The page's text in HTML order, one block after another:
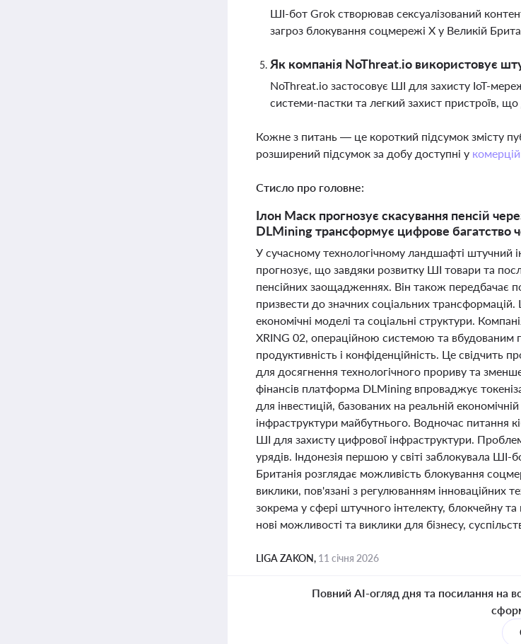
ШІ-бот Grok створював сексуалізований
загроз блокування соцмережі X у Великій
Як компанія NoThreat.io використовує
NoThreat.io застосовує ШІ для захисту IoT-
системи-пастки та легкий захист пристроїв, що
Кожне з питань — це короткий підсумок змісту
розширений підсумок за добу доступні у
Стисло про головне:
Ілон Маск прогнозує скасування пенсій
DLMining трансформує цифрове багатство
У сучасному технологічному ландшафті штучний
прогнозує, що завдяки розвитку ШІ товари та
пенсійних заощадженнях. Він також передбачає
призвести до значних соціальних трансформацій.
економічні моделі та соціальні структури.
XRING 02, операційною системою та
продуктивність і конфіденційність. Це свідчить
для досягнення технологічного прориву та
фінансів платформа DLMining впроваджує
для інвестицій, базованих на реальній
інфраструктури майбутнього. Водночас питання
ШІ для захисту цифрової інфраструктури.
урядів. Індонезія першою у світі заблокувала
Британія розглядає можливість блокування
виклики, пов'язані з регулюванням інноваційних
зокрема у сфері штучного інтелекту, блокчейну
нові можливості та виклики для бізнесу,
LIGA ZAKON, 11 січня 2026
Повний AI-огляд дня та посилання на